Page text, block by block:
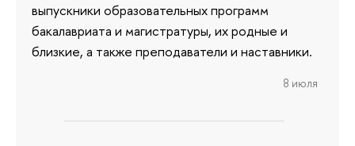
выпускники образовательных программ
бакалавриата и магистратуры, их родные и
близкие, а также преподаватели и наставники.
8 июля